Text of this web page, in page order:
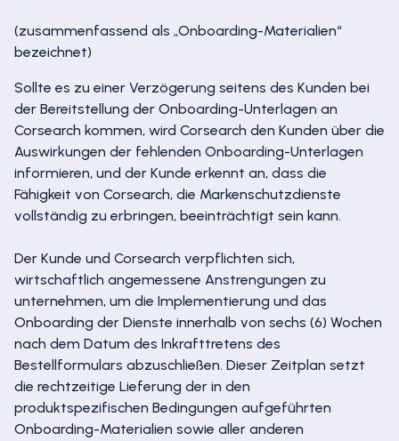
(zusammenfassend als „Onboarding-Materialien“
bezeichnet)
Sollte es zu einer Verzögerung seitens des Kunden bei
der Bereitstellung der Onboarding-Unterlagen an
Corsearch kommen, wird Corsearch den Kunden über die
Auswirkungen der fehlenden Onboarding-Unterlagen
informieren, und der Kunde erkennt an, dass die
Fähigkeit von Corsearch, die Markenschutzdienste
vollständig zu erbringen, beeinträchtigt sein kann.
Der Kunde und Corsearch verpflichten sich,
wirtschaftlich angemessene Anstrengungen zu
unternehmen, um die Implementierung und das
Onboarding der Dienste innerhalb von sechs (6) Wochen
nach dem Datum des Inkrafttretens des
Bestellformulars abzuschließen. Dieser Zeitplan setzt
die rechtzeitige Lieferung der in den
produktspezifischen Bedingungen aufgeführten
Onboarding-Materialien sowie aller anderen